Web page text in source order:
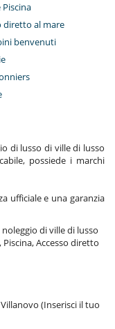
diretto al mare
benvenuti
di lusso di ville di lusso
possiede i marchi
ufficiale e una garanzia
di ville di lusso
Accesso diretto
(Inserisci il tuo